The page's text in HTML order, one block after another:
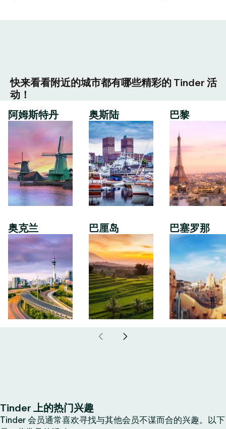
快来看看附近的城市都有哪些精彩的 Tinder 活
动！
阿姆斯特丹
奥克兰
奥斯陆
巴厘岛
巴黎
巴塞罗那
Tinder 上的热门兴趣
Tinder 会员通常喜欢寻找与其他会员不谋而合的兴趣。以下